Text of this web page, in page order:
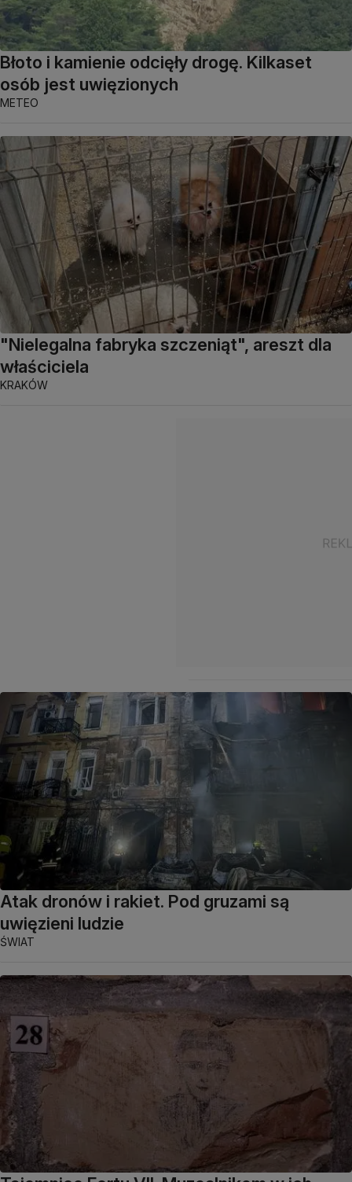
Błoto i kamienie odcięły drogę. Kilkaset
osób jest uwięzionych
METEO
"Nielegalna fabryka szczeniąt", areszt dla
właściciela
KRAKÓW
Atak dronów i rakiet. Pod gruzami są
uwięzieni ludzie
ŚWIAT